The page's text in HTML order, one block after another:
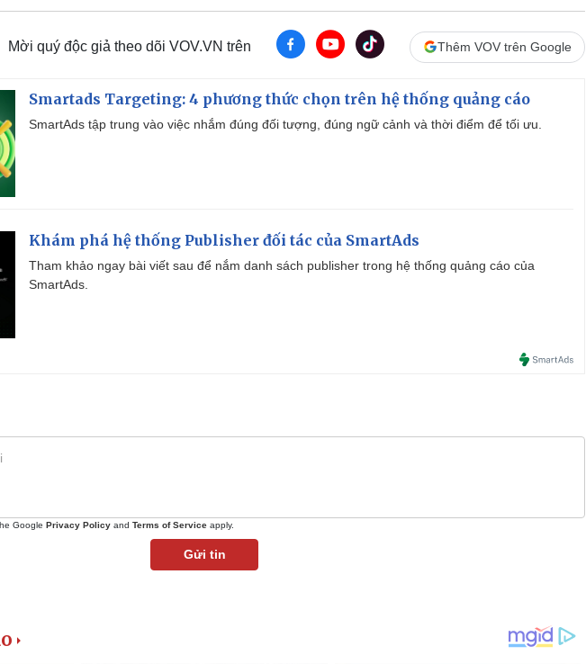
Mời quý độc giả theo dõi VOV.VN trên Thêm VOV trên Google
Smartads Targeting: 4 phương thức chọn trên hệ thống quảng cáo
SmartAds tập trung vào việc nhắm đúng đối tượng, đúng ngữ cảnh và thời điểm để tối ưu.
Khám phá hệ thống Publisher đối tác của SmartAds
Tham khảo ngay bài viết sau để nắm danh sách publisher trong hệ thống quảng cáo của
SmartAds.
Google Privacy Policy and Terms of Service apply.
Gửi tin